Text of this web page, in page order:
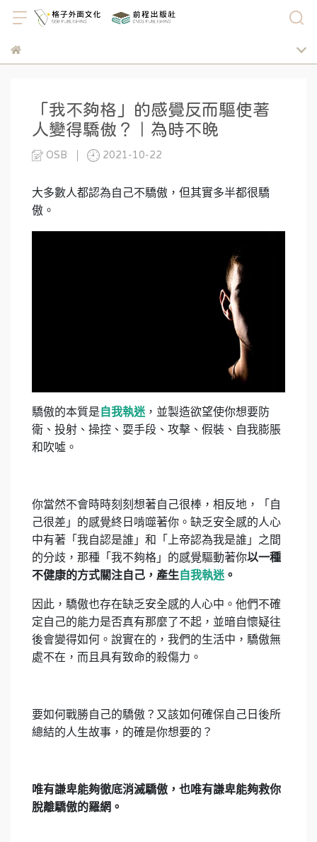
「我不夠格」的感覺反而驅使著
人變得驕傲？｜為時不晚
OSB 2021-10-22
大多數人都認為自己不驕傲，但其實多半都很驕
傲。
驕傲的本質是 自我執迷 ，並製造欲望使你想要防
衛、投射、操控、耍手段、攻擊、假裝、自我膨脹
和吹噓。
你當然不會時時刻刻想著自己很棒，相反地，「自
己很差」的感覺終日啃噬著你。缺乏安全感的人心
中有著「我自認是誰」和「上帝認為我是誰」之間
的分歧，那種「我不夠格」的感覺驅動著你以一種
不健康的方式關注自己，產生 自我執迷 。
因此，驕傲也存在缺乏安全感的人心中。他們不確
定自己的能力是否真有那麼了不起，並暗自懷疑往
後會變得如何。說實在的，我們的生活中，驕傲無
處不在，而且具有致命的殺傷力。
要如何戰勝自己的驕傲？又該如何確保自己日後所
總結的人生故事，的確是你想要的？
唯有謙卑能夠徹底消滅驕傲，也唯有謙卑能夠救你
脫離驕傲的羅網。